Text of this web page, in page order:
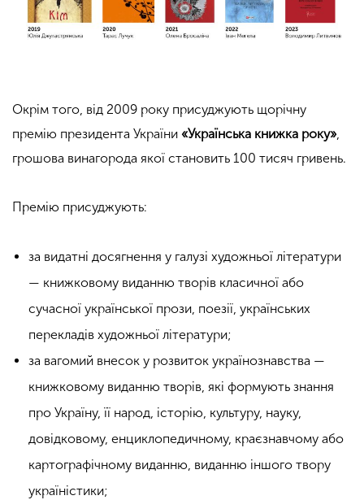
Окрім того, від 2009 року присуджують щорічну
премію президента України «Українська книжка року»,
грошова винагорода якої становить 100 тисяч гривень.
Премію присуджують:
за видатні досягнення у галузі художньої літератури
— книжковому виданню творів класичної або
сучасної української прози, поезії, українських
перекладів художньої літератури;
за вагомий внесок у розвиток українознавства —
книжковому виданню творів, які формують знання
про Україну, її народ, історію, культуру, науку,
довідковому, енциклопедичному, краєзнавчому або
картографічному виданню, виданню іншого твору
україністики;